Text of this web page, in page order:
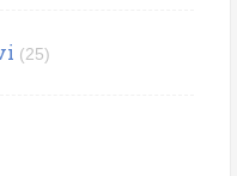
(25)